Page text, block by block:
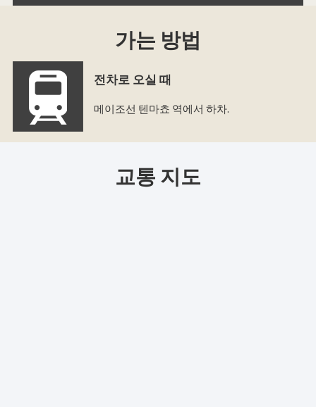
가는 방법
전차로 오실 때
메이조선 텐마쵸 역에서 하차.
교통 지도